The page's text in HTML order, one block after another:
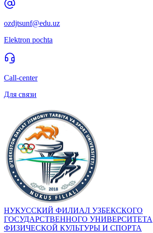
ozdjtsunf@edu.uz
Elektron pochta
Call-center
Для связи
НУКУССКИЙ ФИЛИАЛ УЗБЕКСКОГО
ГОСУДАРСТВЕННОГО УНИВЕРСИТЕТА
ФИЗИЧЕСКОЙ КУЛЬТУРЫ И СПОРТА